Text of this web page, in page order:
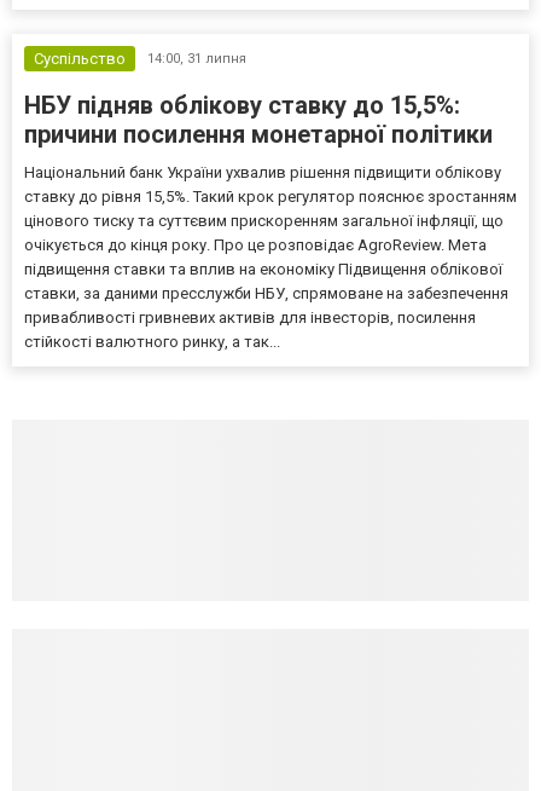
Суспільство 14:00, 31 липня
НБУ підняв облікову ставку до 15,5%:
причини посилення монетарної політики
Національний банк України ухвалив рішення підвищити облікову
ставку до рівня 15,5%. Такий крок регулятор пояснює зростанням
цінового тиску та суттєвим прискоренням загальної інфляції, що
очікується до кінця року. Про це розповідає AgroReview. Мета
підвищення ставки та вплив на економіку Підвищення облікової
ставки, за даними пресслужби НБУ, спрямоване на забезпечення
привабливості гривневих активів для інвесторів, посилення
стійкості валютного ринку, а так...